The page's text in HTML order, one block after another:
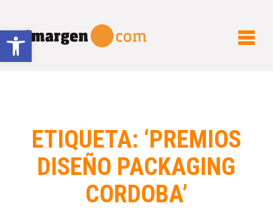
Abrir barra de herramientas
ETIQUETA: ‘PREMIOS
DISEÑO PACKAGING
CORDOBA’